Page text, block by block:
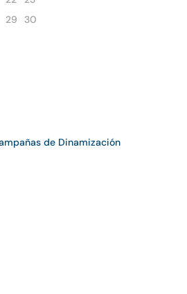
29
30
de Dinamización